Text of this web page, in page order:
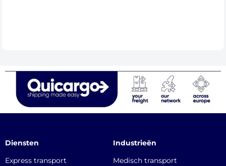
Diensten
Express transport
Industrieën
Medisch transport